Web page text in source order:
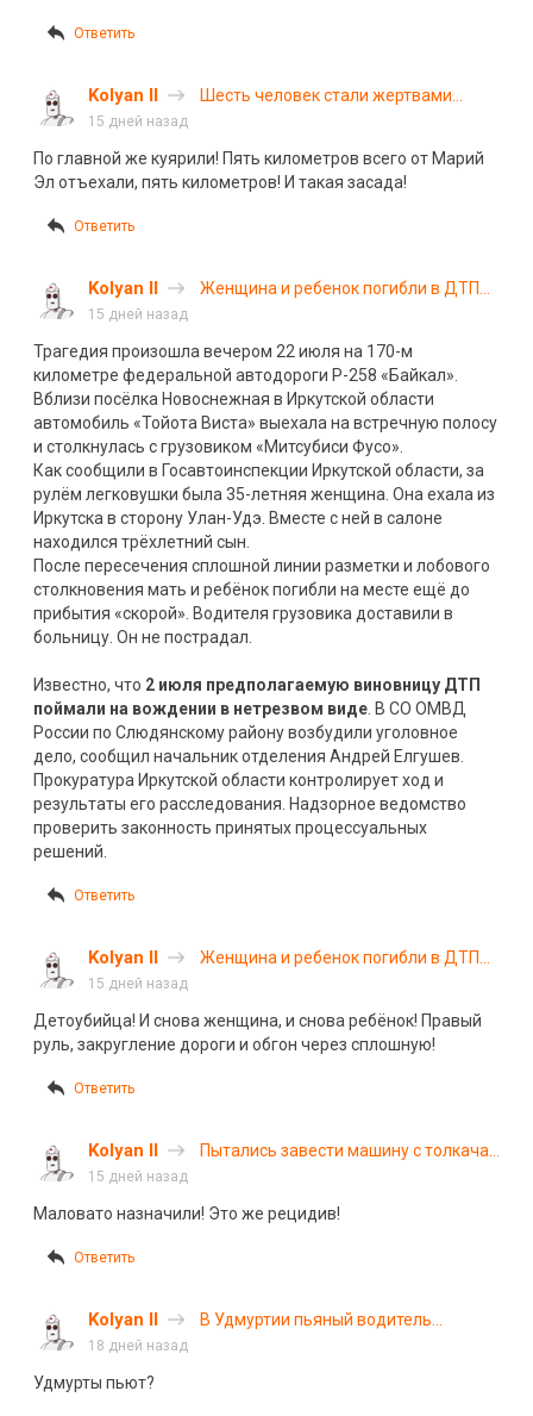
Ответить
Kolyan II
Шесть человек стали жертвами
15 дней назад
По главной же куярили! Пять километров всего от Марий
Эл отъехали, пять километров! И такая засада!
Ответить
Kolyan II
Женщина и ребенок погибли в ДТП
15 дней назад
Трагедия произошла вечером 22 июля на 170-м
километре федеральной автодороги Р-258 «Байкал».
Вблизи посёлка Новоснежная в Иркутской области
автомобиль «Тойота Виста» выехала на встречную полосу
и столкнулась с грузовиком «Митсубиси Фусо».
Как сообщили в Госавтоинспекции Иркутской области, за
рулём легковушки была 35-летняя женщина. Она ехала из
Иркутска в сторону Улан-Удэ. Вместе с ней в салоне
находился трёхлетний сын.
После пересечения сплошной линии разметки и лобового
столкновения мать и ребёнок погибли на месте ещё до
прибытия «скорой». Водителя грузовика доставили в
больницу. Он не пострадал.
Известно, что 2 июля предполагаемую виновницу ДТП
поймали на вождении в нетрезвом виде . В СО ОМВД
России по Слюдянскому району возбудили уголовное
дело, сообщил начальник отделения Андрей Елгушев.
Прокуратура Иркутской области контролирует ход и
результаты его расследования. Надзорное ведомство
проверить законность принятых процессуальных
решений.
Ответить
Kolyan II
Женщина и ребенок погибли в ДТП
15 дней назад
Детоубийца! И снова женщина, и снова ребёнок! Правый
руль, закругление дороги и обгон через сплошную!
Ответить
Kolyan II
Пытались завести машину с толкача,
15 дней назад
Маловато назначили! Это же рецидив!
Ответить
Kolyan II
В Удмуртии пьяный водитель
18 дней назад
Удмурты пьют?